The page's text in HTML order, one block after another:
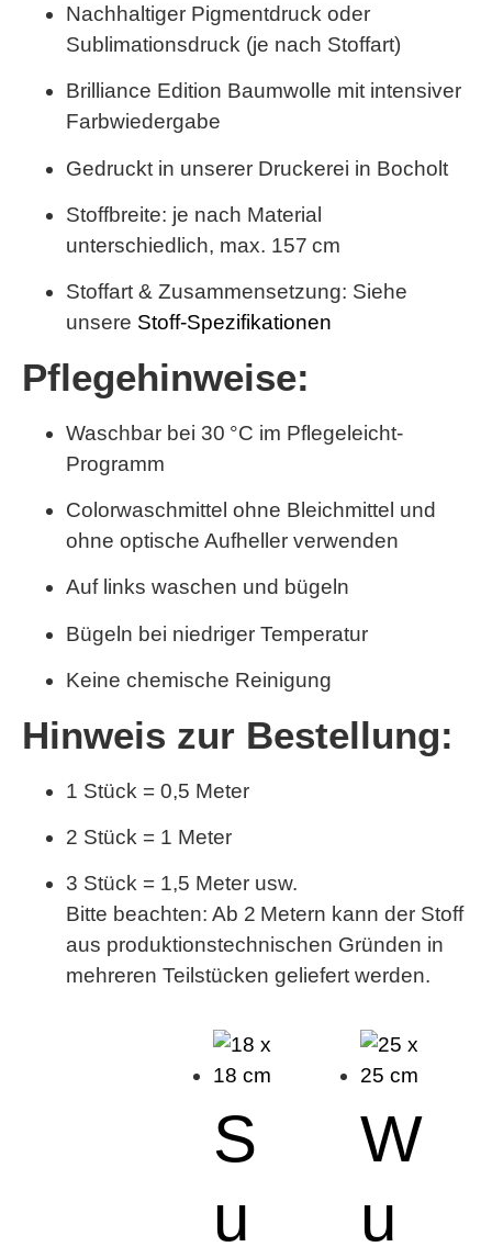
Nachhaltiger Pigmentdruck oder
Sublimationsdruck (je nach Stoffart)
Brilliance Edition Baumwolle mit intensiver
Farbwiedergabe
Gedruckt in unserer Druckerei in Bocholt
Stoffbreite: je nach Material
unterschiedlich, max. 157 cm
Stoffart & Zusammensetzung: Siehe
unsere Stoff-Spezifikationen
Pflegehinweise:
Waschbar bei 30 °C im Pflegeleicht-
Programm
Colorwaschmittel ohne Bleichmittel und
ohne optische Aufheller verwenden
Auf links waschen und bügeln
Bügeln bei niedriger Temperatur
Keine chemische Reinigung
Hinweis zur Bestellung:
1 Stück = 0,5 Meter
2 Stück = 1 Meter
3 Stück = 1,5 Meter usw.
Bitte beachten: Ab 2 Metern kann der Stoff
aus produktionstechnischen Gründen in
mehreren Teilstücken geliefert werden.
S
u
W
u